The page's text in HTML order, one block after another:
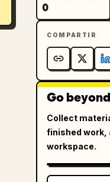
0
COMPARTIR
Go
Collect
finished work,
workspace.